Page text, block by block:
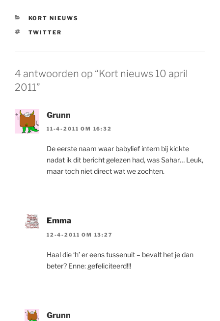
CATEGORIEËN
KORT NIEUWS
TAGS
TWITTER
4 antwoorden op “Kort nieuws 10 april
2011”
Grunn
11-4-2011 OM 16:32
De eerste naam waar babylief intern bij kickte
nadat ik dit bericht gelezen had, was Sahar… Leuk,
maar toch niet direct wat we zochten.
Emma
12-4-2011 OM 13:27
Haal die ‘h’ er eens tussenuit – bevalt het je dan
beter? Enne: gefeliciteerd!!!
Grunn